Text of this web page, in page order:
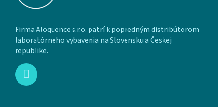
Firma Aloquence s.r.o. patrí k popredným distribútorom
laboratórneho vybavenia na Slovensku a Českej
republike.